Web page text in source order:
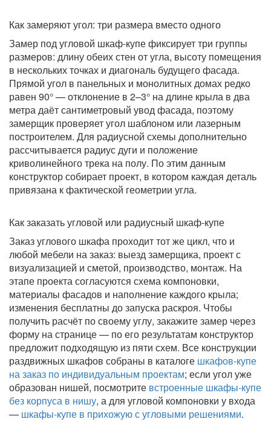
Как замеряют угол: три размера вместо одного
Замер под угловой шкаф-купе фиксирует три группы
размеров: длину обеих стен от угла, высоту помещения
в нескольких точках и диагональ будущего фасада.
Прямой угол в панельных и монолитных домах редко
равен 90° — отклонение в 2–3° на длине крыла в два
метра даёт сантиметровый увод фасада, поэтому
замерщик проверяет угол шаблоном или лазерным
построителем. Для радиусной схемы дополнительно
рассчитывается радиус дуги и положение
криволинейного трека на полу. По этим данным
конструктор собирает проект, в котором каждая деталь
привязана к фактической геометрии угла.
Как заказать угловой или радиусный шкаф-купе
Заказ углового шкафа проходит тот же цикл, что и
любой мебели на заказ: выезд замерщика, проект с
визуализацией и сметой, производство, монтаж. На
этапе проекта согласуются схема компоновки,
материалы фасадов и наполнение каждого крыла;
изменения бесплатны до запуска раскроя. Чтобы
получить расчёт по своему углу, закажите замер через
форму на странице — по его результатам конструктор
предложит подходящую из пяти схем. Все конструкции
раздвижных шкафов собраны в каталоге шкафов-купе
на заказ по индивидуальным проектам; если угол уже
образован нишей, посмотрите встроенные шкафы-купе
без корпуса в нишу, а для угловой компоновки у входа
— шкафы-купе в прихожую с угловыми решениями.